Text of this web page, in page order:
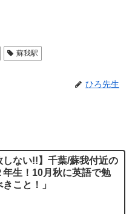
蘇我駅
ひろ先生
しない!!】千葉/蘇我付近の
年生！10月秋に英語で勉
こと！」